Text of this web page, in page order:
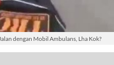
dengan Mobil Ambulans, Lha Kok?